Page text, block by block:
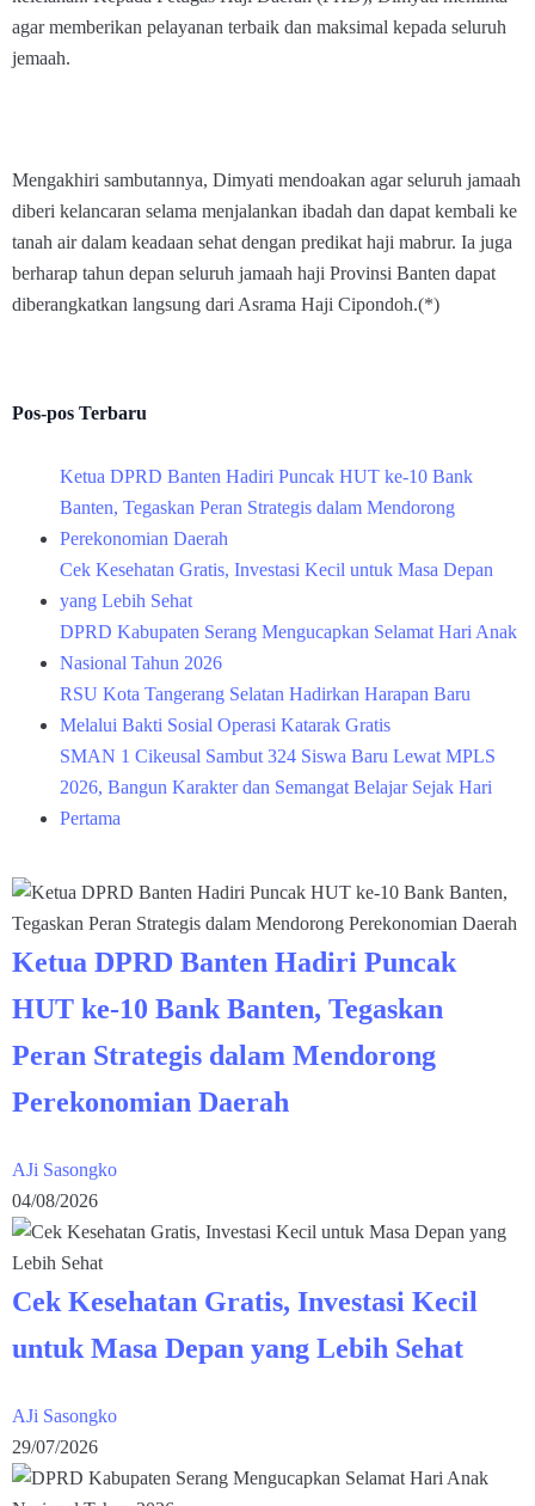
agar memberikan pelayanan terbaik dan maksimal kepada seluruh
jemaah.
Mengakhiri sambutannya, Dimyati mendoakan agar seluruh jamaah
diberi kelancaran selama menjalankan ibadah dan dapat kembali ke
tanah air dalam keadaan sehat dengan predikat haji mabrur. Ia juga
berharap tahun depan seluruh jamaah haji Provinsi Banten dapat
diberangkatkan langsung dari Asrama Haji Cipondoh.(*)
Pos-pos Terbaru
Ketua DPRD Banten Hadiri Puncak HUT ke-10 Bank
Banten, Tegaskan Peran Strategis dalam Mendorong
Perekonomian Daerah
Cek Kesehatan Gratis, Investasi Kecil untuk Masa Depan
yang Lebih Sehat
DPRD Kabupaten Serang Mengucapkan Selamat Hari Anak
Nasional Tahun 2026
RSU Kota Tangerang Selatan Hadirkan Harapan Baru
Melalui Bakti Sosial Operasi Katarak Gratis
SMAN 1 Cikeusal Sambut 324 Siswa Baru Lewat MPLS
2026, Bangun Karakter dan Semangat Belajar Sejak Hari
Pertama
Ketua DPRD Banten Hadiri Puncak
HUT ke-10 Bank Banten, Tegaskan
Peran Strategis dalam Mendorong
Perekonomian Daerah
AJi Sasongko
04/08/2026
Cek Kesehatan Gratis, Investasi Kecil
untuk Masa Depan yang Lebih Sehat
AJi Sasongko
29/07/2026